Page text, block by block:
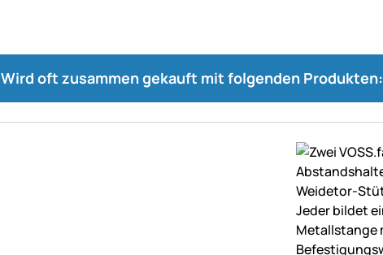
Wird oft zusammen gekauft mit folgenden Produkten: